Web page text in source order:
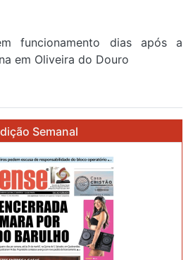
funcionamento dias após a
em Oliveira do Douro
Semanal